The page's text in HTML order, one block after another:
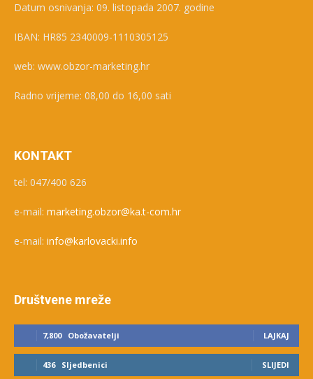
Datum osnivanja: 09. listopada 2007. godine
IBAN: HR85 2340009-1110305125
web: www.obzor-marketing.hr
Radno vrijeme: 08,00 do 16,00 sati
KONTAKT
tel: 047/400 626
e-mail: marketing.obzor@ka.t-com.hr
e-mail: info@karlovacki.info
Društvene mreže
7,800 Obožavatelji LAJKAJ
436 Sljedbenici SLIJEDI